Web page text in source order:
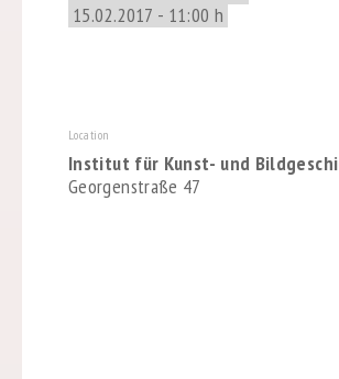
15.02.2017 - 11:00 h
Location
Institut für Kunst- und
Georgenstraße 47